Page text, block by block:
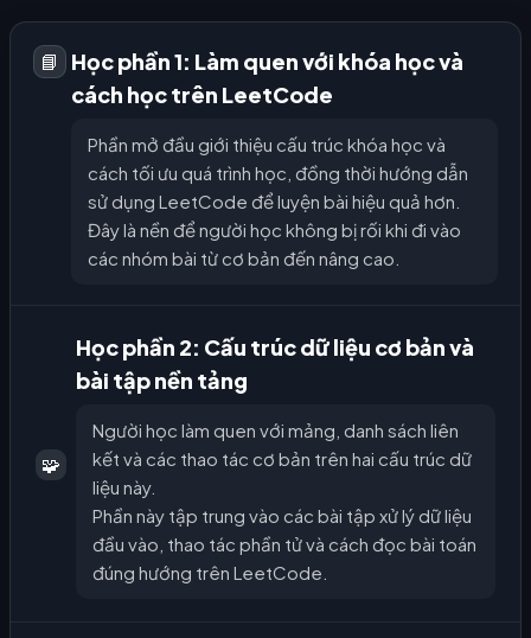
📘
Học phần 1: Làm quen với khóa học và
cách học trên LeetCode
Phần mở đầu giới thiệu cấu trúc khóa học và
cách tối ưu quá trình học, đồng thời hướng dẫn
sử dụng LeetCode để luyện bài hiệu quả hơn.
Đây là nền để người học không bị rối khi đi vào
các nhóm bài từ cơ bản đến nâng cao.
🧩
Học phần 2: Cấu trúc dữ liệu cơ bản và
bài tập nền tảng
Người học làm quen với mảng, danh sách liên
kết và các thao tác cơ bản trên hai cấu trúc dữ
liệu này.
Phần này tập trung vào các bài tập xử lý dữ liệu
đầu vào, thao tác phần tử và cách đọc bài toán
đúng hướng trên LeetCode.